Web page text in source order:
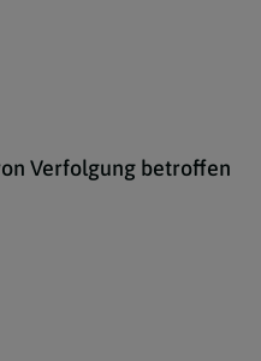
Verfolgung betroffen